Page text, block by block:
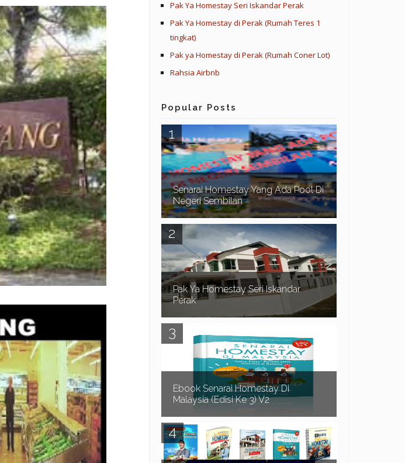
Pak Ya Homestay Seri Iskandar Perak
Pak Ya Homestay di Perak (Rumah Teres 1
tingkat)
Pak ya Homestay di Perak (Rumah Coner Lot)
Rahsia Airbnb
Popular Posts
Senarai Homestay Yang Ada Pool Di
Negeri Sembilan
Assalamualaikum dan Salam Sejahtera. Pada
kali ini kita teruskan lagi dengan senarai homestay
yang ada swimming pool di sekitar Negeri Sem...
Pak Ya Homestay Seri Iskandar
Perak
Pak Ya Homestay di Seri Iskandar Perak
merupakan sebuah Homestay 2 tingkat lot tepi,
mempunyai 4 bilik dan 3 bilik air. Homestay yang
Ebook Senarai Homestay Di
Malaysia (Edisi Ke 3) V2
Dah Penat Mencari Homestay?? Biar saya bantu
anda mendapatkan Homestay yang anda
perlukan.. Adakah anda menghadapi masalah